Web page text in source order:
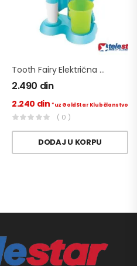
Tooth Fairy Električna Četkica Za Zube
2.490 din
2.240 din *uz GoldStar Klub članstvo
( 0 )
DODAJ U KORPU